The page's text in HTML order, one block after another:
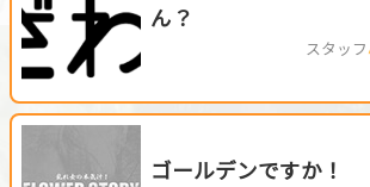
ん？
スタッフ
ゴールデンですか！